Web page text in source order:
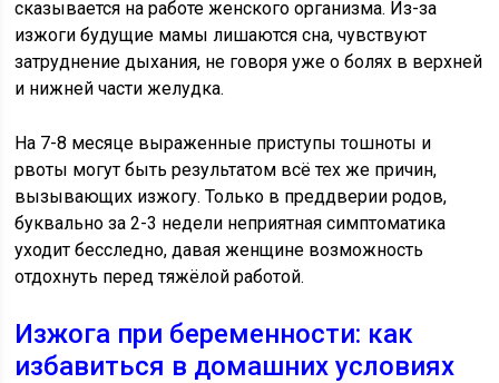
сказывается на работе женского организма. Из-за
изжоги будущие мамы лишаются сна, чувствуют
затруднение дыхания, не говоря уже о болях в верхней
и нижней части желудка.
На 7-8 месяце выраженные приступы тошноты и
рвоты могут быть результатом всё тех же причин,
вызывающих изжогу. Только в преддверии родов,
буквально за 2-3 недели неприятная симптоматика
уходит бесследно, давая женщине возможность
отдохнуть перед тяжёлой работой.
Изжога при беременности: как
избавиться в домашних условиях